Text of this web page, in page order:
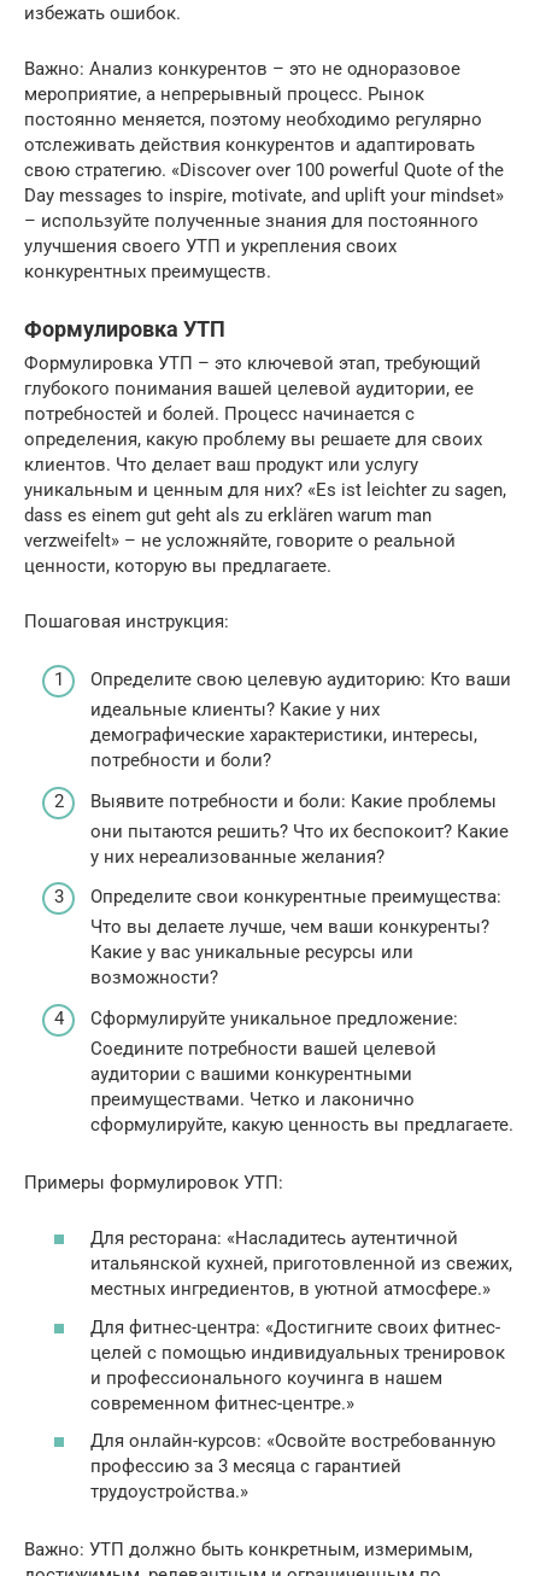
избежать ошибок.
Важно: Анализ конкурентов – это не одноразовое
мероприятие, а непрерывный процесс. Рынок
постоянно меняется, поэтому необходимо регулярно
отслеживать действия конкурентов и адаптировать
свою стратегию. «Discover over 100 powerful Quote of the
Day messages to inspire, motivate, and uplift your mindset»
– используйте полученные знания для постоянного
улучшения своего УТП и укрепления своих
конкурентных преимуществ.
Формулировка УТП
Формулировка УТП – это ключевой этап, требующий
глубокого понимания вашей целевой аудитории, ее
потребностей и болей. Процесс начинается с
определения, какую проблему вы решаете для своих
клиентов. Что делает ваш продукт или услугу
уникальным и ценным для них? «Es ist leichter zu sagen,
dass es einem gut geht als zu erklären warum man
verzweifelt» – не усложняйте, говорите о реальной
ценности, которую вы предлагаете.
Пошаговая инструкция:
Определите свою целевую аудиторию: Кто ваши
идеальные клиенты? Какие у них
демографические характеристики, интересы,
потребности и боли?
Выявите потребности и боли: Какие проблемы
они пытаются решить? Что их беспокоит? Какие
у них нереализованные желания?
Определите свои конкурентные преимущества:
Что вы делаете лучше, чем ваши конкуренты?
Какие у вас уникальные ресурсы или
возможности?
Сформулируйте уникальное предложение:
Соедините потребности вашей целевой
аудитории с вашими конкурентными
преимуществами. Четко и лаконично
сформулируйте, какую ценность вы предлагаете.
Примеры формулировок УТП:
Для ресторана: «Насладитесь аутентичной
итальянской кухней, приготовленной из свежих,
местных ингредиентов, в уютной атмосфере.»
Для фитнес-центра: «Достигните своих фитнес-
целей с помощью индивидуальных тренировок
и профессионального коучинга в нашем
современном фитнес-центре.»
Для онлайн-курсов: «Освойте востребованную
профессию за 3 месяца с гарантией
трудоустройства.»
Важно: УТП должно быть конкретным, измеримым,